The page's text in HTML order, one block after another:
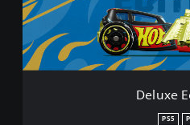
Deluxe
PS5